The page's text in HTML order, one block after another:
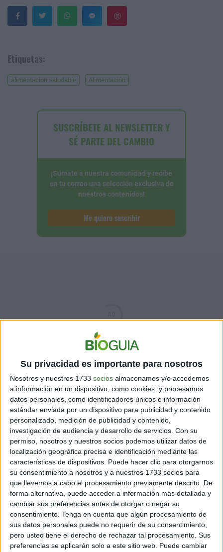
Su privacidad es importante para nosotros
Nosotros y nuestros 1733 socios almacenamos y/o accedemos
a información en un dispositivo, como cookies, y procesamos
datos personales, como identificadores únicos e información
estándar enviada por un dispositivo para publicidad y contenido
personalizado, medición de publicidad y contenido,
investigación de audiencia y desarrollo de servicios. Con su
permiso, nosotros y nuestros socios podemos utilizar datos de
localización geográfica precisa e identificación mediante las
características de dispositivos. Puede hacer clic para otorgarnos
su consentimiento a nosotros y a nuestros 1733 socios para
que llevemos a cabo el procesamiento previamente descrito. De
forma alternativa, puede acceder a información más detallada y
cambiar sus preferencias antes de otorgar o negar su
consentimiento. Tenga en cuenta que algún procesamiento de
sus datos personales puede no requerir de su consentimiento,
pero usted tiene el derecho de rechazar tal procesamiento. Sus
preferencias se aplicarán solo a este sitio web. Puede cambiar
Etiquetas:
alimentacion saludable Alimentación
SUSCRÍBETE AL NEWSLETTER Y
SÉ PARTE DEL CAMBIO
¡Sumate a nuestra comunidad y recibe
en tu correo una selección exclusiva de
nuestros contenidos!
Me quiero suscribir
Cómo hacer barritas de cereal:
receta con 7 ingredientes
Cargando...